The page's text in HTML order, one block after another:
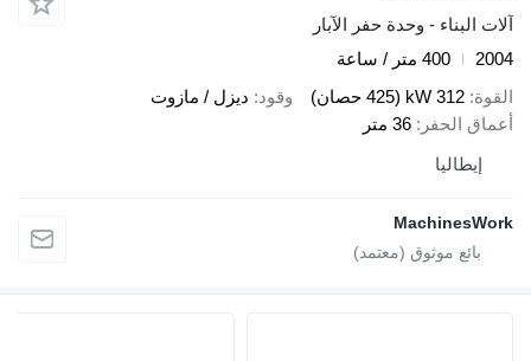
آلات البناء - وحدة حفر الآبار
2004
400 متر / ساعة
القوة 312 kW (425 حصان) وقود ديزل / مازوت
أعماق الحفر
36 متر
إيطاليا
MachinesWork